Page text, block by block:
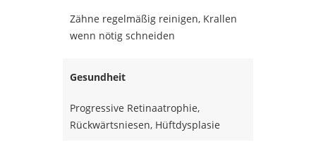
Zähne regelmäßig reinigen, Krallen
wenn nötig schneiden
Gesundheit
Progressive Retinaatrophie,
Rückwärtsniesen, Hüftdysplasie